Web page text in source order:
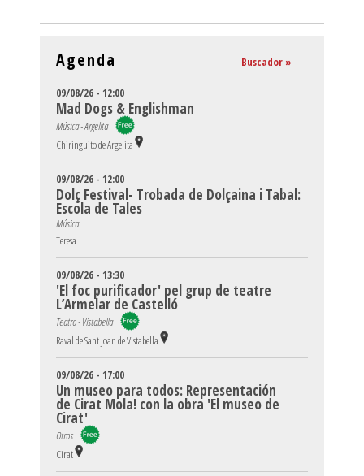
Agenda Buscador »
09/08/26 - 12:00
Mad Dogs & Englishman
Música - Argelita
Chiringuito de Argelita
09/08/26 - 12:00
Dolç Festival- Trobada de Dolçaina i Tabal:
Escola de Tales
Música
Teresa
09/08/26 - 13:30
'El foc purificador' pel grup de teatre
L’Armelar de Castelló
Teatro - Vistabella
Raval de Sant Joan de Vistabella
09/08/26 - 17:00
Un museo para todos: Representación
de Cirat Mola! con la obra 'El museo de
Cirat'
Otros
Cirat